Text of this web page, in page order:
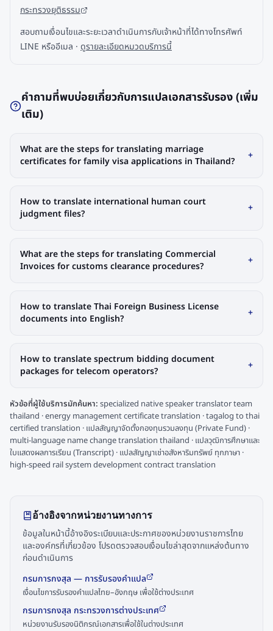
กระทรวงยุติธรรม
สอบถามเงื่อนไขและระยะเวลาดำเนินการกับเจ้าหน้าที่ได้ทางโทรศัพท์
LINE หรืออีเมล · ดูรายละเอียดหมวดบริการนี้
คำถามที่พบบ่อยเกี่ยวกับการแปลเอกสารรับรอง (เพิ่ม
เติม)
What are the steps for translating marriage
certificates for family visa applications in Thailand?
+
How to translate international human court
judgment files?
+
What are the steps for translating Commercial
Invoices for customs clearance procedures?
+
How to translate Thai Foreign Business License
documents into English?
+
How to translate spectrum bidding document
packages for telecom operators?
+
หัวข้อที่ผู้ใช้บริการมักค้นหา: specialized native speaker translator team
thailand · energy management certificate translation · tagalog to thai
certified translation · แปลสัญญาจัดตั้งกองทุนรวมลงทุน (Private Fund) ·
multi-language name change translation thailand · แปลวุฒิการศึกษาและ
ใบแสดงผลการเรียน (Transcript) · แปลสัญญาเช่าอสังหาริมทรัพย์ ทุกภาษา ·
high-speed rail system development contract translation
อ้างอิงจากหน่วยงานทางการ
ข้อมูลในหน้านี้อ้างอิงระเบียบและประกาศของหน่วยงานราชการไทย
และองค์กรที่เกี่ยวข้อง โปรดตรวจสอบเงื่อนไขล่าสุดจากแหล่งต้นทาง
ก่อนดำเนินการ
กรมการกงสุล — การรับรองคำแปล
เงื่อนไขการรับรองคำแปลไทย–อังกฤษ เพื่อใช้ต่างประเทศ
กรมการกงสุล กระทรวงการต่างประเทศ
หน่วยงานรับรองนิติกรณ์เอกสารเพื่อใช้ในต่างประเทศ